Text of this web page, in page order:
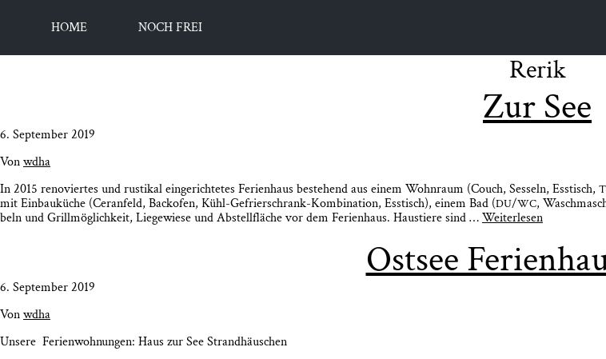
HOME NOCH FREI
Rerik
Zur See
6. September 2019
Vonwdha
In 2015 reno­vier­tes und rus­ti­kal ein­ge­rich­te­tes Feri­en­haus bestehend aus einem Wohn­raum (Couch, Ses­seln, Ess­tisch,
mit Ein­bau­kü­che (Cer­an­feld, Back­ofen, Kühl-Gefrier­­schrank-Kom­­bi­na­­ti­on, Ess­tisch), einem Bad (DU/WC,
beln und Grill­mög­lich­keit, Lie­ge­wie­se und Abstell­flä­che vor dem Feri­en­haus. Haus­tie­re sind …Wei­ter­le­sen
Ost­see
6. September 2019
Vonwdha
Unse­re Feri­en­woh­nun­gen: Haus zur See Strandhäuschen